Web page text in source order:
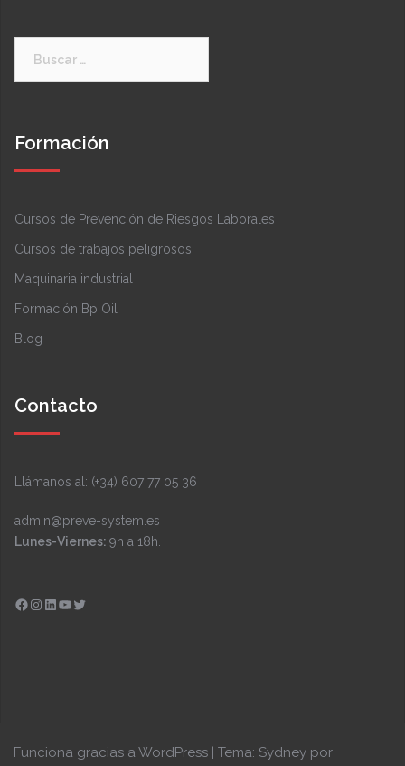
Formación
Cursos de Prevención de Riesgos Laborales
Cursos de trabajos peligrosos
Maquinaria industrial
Formación Bp Oil
Blog
Contacto
Llámanos al: (+34) 607 77 05 36
admin@preve-system.es
Lunes-Viernes: 9h a 18h.
Facebook Instagram LinkedIn YouTube Twitter
Funciona gracias a WordPress | Tema: Sydney por